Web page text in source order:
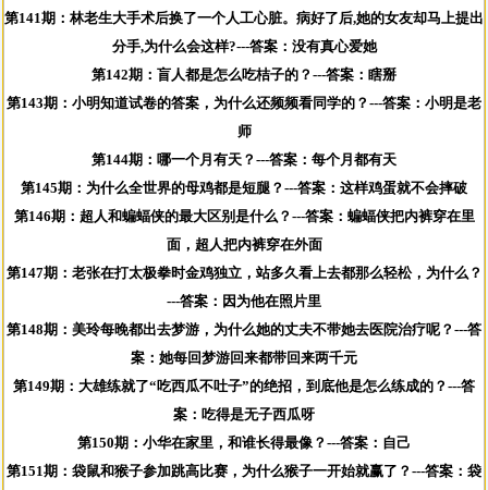
第141期：林老生大手术后换了一个人工心脏。病好了后,她的女友却马上提出
分手,为什么会这样?---答案：没有真心爱她
第142期：盲人都是怎么吃桔子的？---答案：瞎掰
第143期：小明知道试卷的答案，为什么还频频看同学的？---答案：小明是老
师
第144期：哪一个月有天？---答案：每个月都有天
第145期：为什么全世界的母鸡都是短腿？---答案：这样鸡蛋就不会摔破
第146期：超人和蝙蝠侠的最大区别是什么？---答案：蝙蝠侠把内裤穿在里
面，超人把内裤穿在外面
第147期：老张在打太极拳时金鸡独立，站多久看上去都那么轻松，为什么？
---答案：因为他在照片里
第148期：美玲每晚都出去梦游，为什么她的丈夫不带她去医院治疗呢？---答
案：她每回梦游回来都带回来两千元
第149期：大雄练就了“吃西瓜不吐子”的绝招，到底他是怎么练成的？---答
案：吃得是无子西瓜呀
第150期：小华在家里，和谁长得最像？---答案：自己
第151期：袋鼠和猴子参加跳高比赛，为什么猴子一开始就赢了？---答案：袋